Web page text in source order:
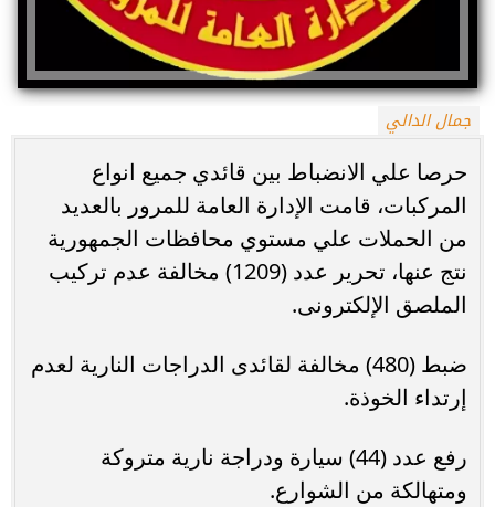
جمال الدالي
حرصا علي الانضباط بين قائدي جميع انواع
المركبات، قامت الإدارة العامة للمرور بالعديد
من الحملات علي مستوي محافظات الجمهورية
نتج عنها، تحرير عدد (1209) مخالفة عدم تركيب
الملصق الإلكترونى.
ضبط (480) مخالفة لقائدى الدراجات النارية لعدم
إرتداء الخوذة.
رفع عدد (44) سيارة ودراجة نارية متروكة
ومتهالكة من الشوارع.